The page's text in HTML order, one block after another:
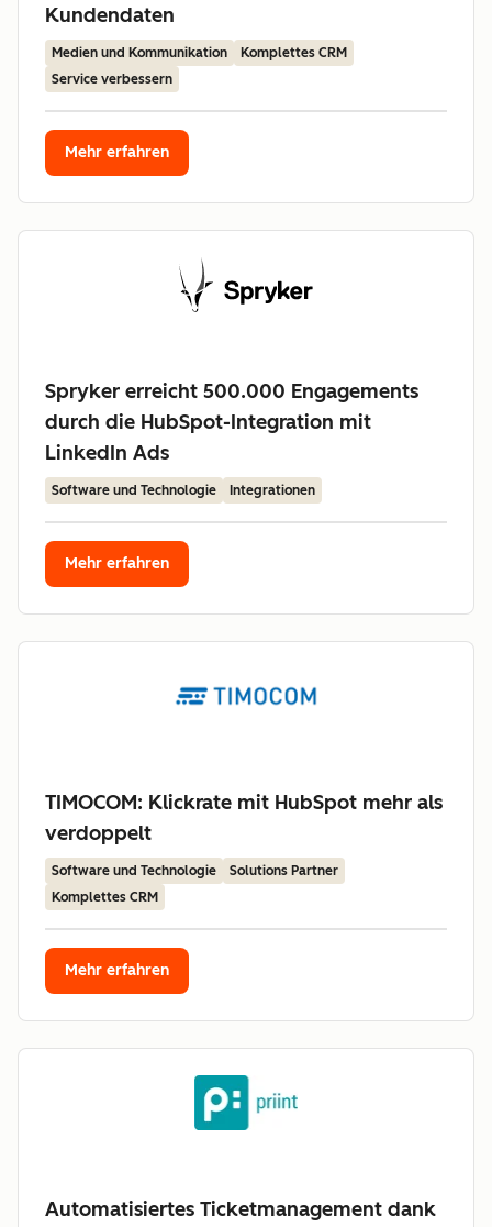
Kundendaten
Medien und Kommunikation
Komplettes CRM
Service verbessern
Mehr erfahren
Spryker erreicht 500.000 Engagements
durch die HubSpot-Integration mit
LinkedIn Ads
Software und Technologie Integrationen
Mehr erfahren
TIMOCOM: Klickrate mit HubSpot mehr als
verdoppelt
Software und Technologie
Solutions Partner
Komplettes CRM
Mehr erfahren
Automatisiertes Ticketmanagement dank